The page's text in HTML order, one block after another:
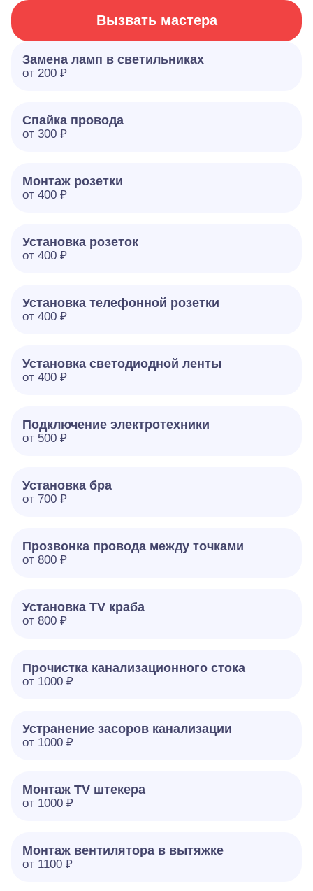
Вызвать мастера
Замена ламп в светильниках
от 200 ₽
Спайка провода
от 300 ₽
Монтаж розетки
от 400 ₽
Установка розеток
от 400 ₽
Установка телефонной розетки
от 400 ₽
Установка светодиодной ленты
от 400 ₽
Подключение электротехники
от 500 ₽
Установка бра
от 700 ₽
Прозвонка провода между точками
от 800 ₽
Установка TV краба
от 800 ₽
Прочистка канализационного стока
от 1000 ₽
Устранение засоров канализации
от 1000 ₽
Монтаж TV штекера
от 1000 ₽
Монтаж вентилятора в вытяжке
от 1100 ₽